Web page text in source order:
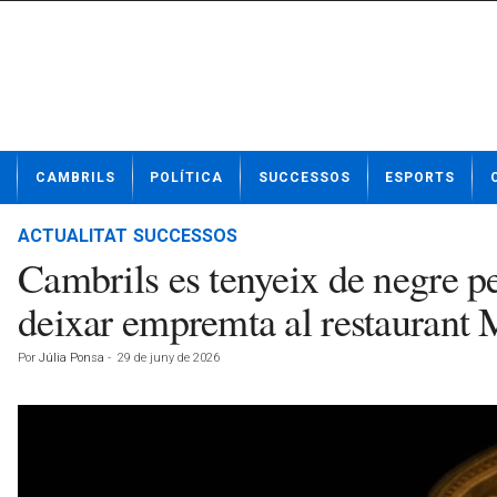
t
CAMBRILS POLÍTICA SUCCESSOS ESPORTS
ACTUALITAT SUCCESSOS
Cambrils es tenyeix de negre
deixar empremta al restaurant
Por Júlia Ponsa - 29 de juny de 2026